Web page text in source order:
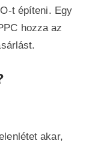
t építeni. Egy
hozza az
akar,